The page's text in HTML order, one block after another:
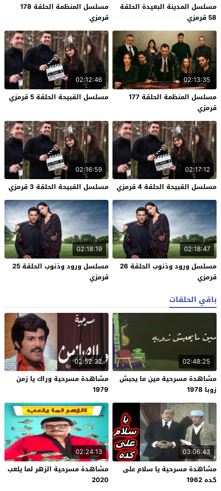
مسلسل المدينة البعيدة الحلقة
58 قرمزي
مسلسل المنظمة الحلقة 178
قرمزي
02:13:35
مسلسل المنظمة الحلقة 177
قرمزي
02:12:46
مسلسل القبيحة الحلقة 5 قرمزي
02:17:12
مسلسل القبيحة الحلقة 4 قرمزي
02:16:59
مسلسل القبيحة الحلقة 3 قرمزي
02:18:47
مسلسل ورود وذنوب الحلقة 26
قرمزي
02:18:19
مسلسل ورود وذنوب الحلقة 25
قرمزي
باقي الحلقات
02:48:25
مشاهدة مسرحية مين ما يحبش
زوبا 1978
02:52:32
مشاهدة مسرحية وراك يا زمن
1979
03:06:43
مشاهدة مسرحية يا سلام على
كده 1962
02:24:13
مشاهدة مسرحية الزهر لما يلعب
2020